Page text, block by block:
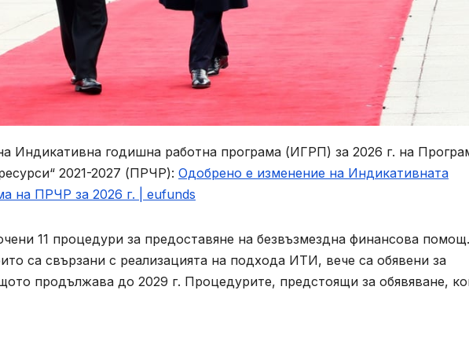
Индикативна годишна работна програма (ИГРП) за 2026 г. на
2021-2027 (ПРЧР): Одобрено е изменение на Индикативната
на ПРЧР за 2026 г. | eufunds
11 процедури за предоставяне на безвъзмездна финансова помощ.
са свързани с реализацията на подхода ИТИ, вече са обявени за
продължава до 2029 г. Процедурите, предстоящи за обявяване,